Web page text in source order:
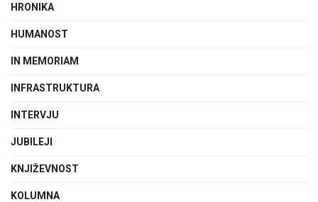
HRONIKA
HUMANOST
IN MEMORIAM
INFRASTRUKTURA
INTERVJU
JUBILEJI
KNJIŽEVNOST
KOLUMNA